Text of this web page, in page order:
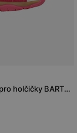
Růžové sandály z pravé kůže pro holčičky BARTEK 84408-65